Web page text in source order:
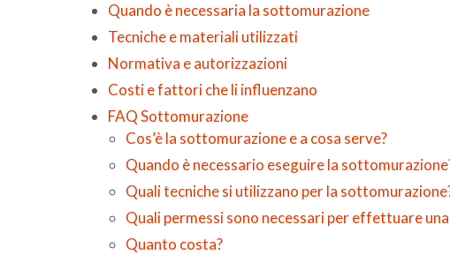
Quando è necessaria la sottomurazione
Tecniche e materiali utilizzati
Normativa e autorizzazioni
Costi e fattori che li influenzano
FAQ Sottomurazione
Cos’è la sottomurazione e a cosa serve?
Quando è necessario eseguire la
Quali tecniche si utilizzano per la
Quali permessi sono necessari per effettuare
Quanto costa?